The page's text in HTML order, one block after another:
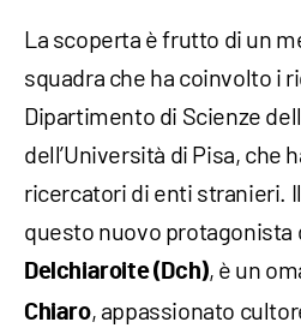
La scoperta è frutto di un
squadra che ha coinvolto i
Dipartimento di Scienze
dell’Università di Pisa, che
ricercatori di enti stranieri.
questo nuovo protagonista
Delchiaroite (Dch), è un
Chiaro, appassionato